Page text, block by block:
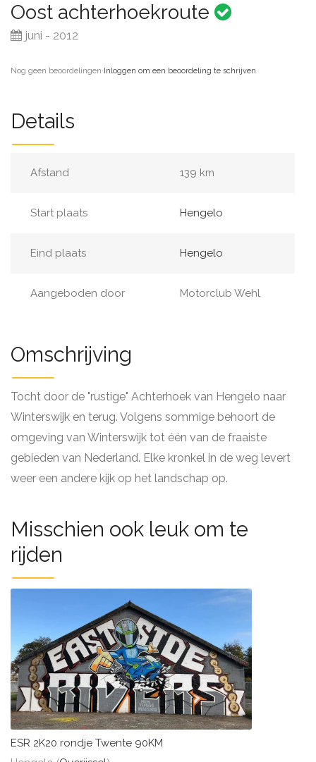
Oost achterhoekroute
juni - 2012
Nog geen beoordelingen·Inloggen om een beoordeling te schrijven
Details
Afstand 139 km
Start plaats Hengelo
Eind plaats Hengelo
Aangeboden door Motorclub Wehl
Omschrijving
Tocht door de "rustige" Achterhoek van Hengelo naar
Winterswijk en terug. Volgens sommige behoort de
omgeving van Winterswijk tot één van de fraaiste
gebieden van Nederland. Elke kronkel in de weg levert
weer een andere kijk op het landschap op.
Misschien ook leuk om te
rijden
ESR 2K20 rondje Twente 90KM